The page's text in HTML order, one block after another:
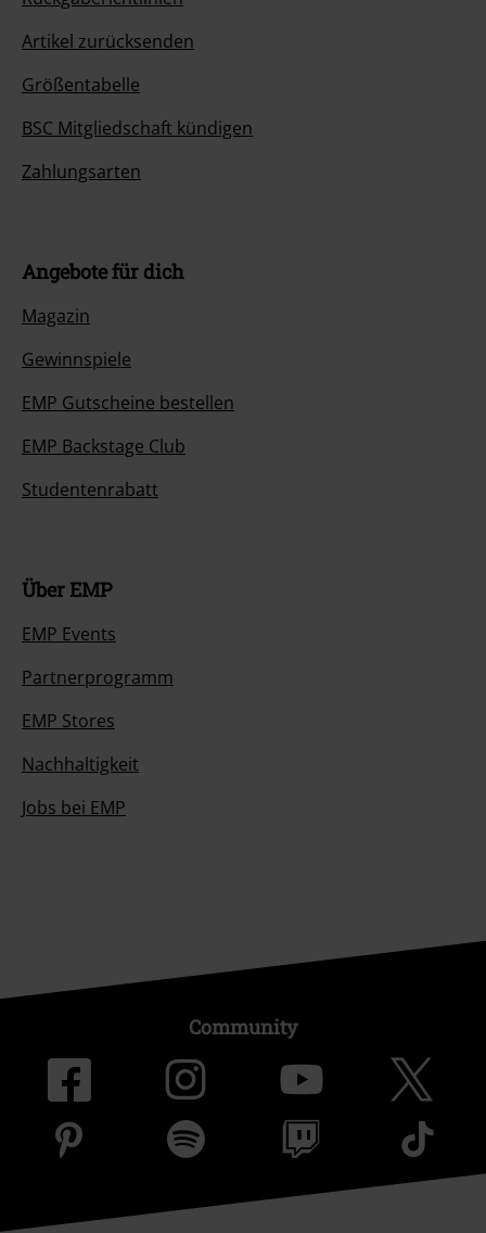
Rückgaberichtlinien
Artikel zurücksenden
Größentabelle
BSC Mitgliedschaft kündigen
Zahlungsarten
Angebote für dich
Magazin
Gewinnspiele
EMP Gutscheine bestellen
EMP Backstage Club
Studentenrabatt
Über EMP
EMP Events
Partnerprogramm
EMP Stores
Nachhaltigkeit
Jobs bei EMP
Community